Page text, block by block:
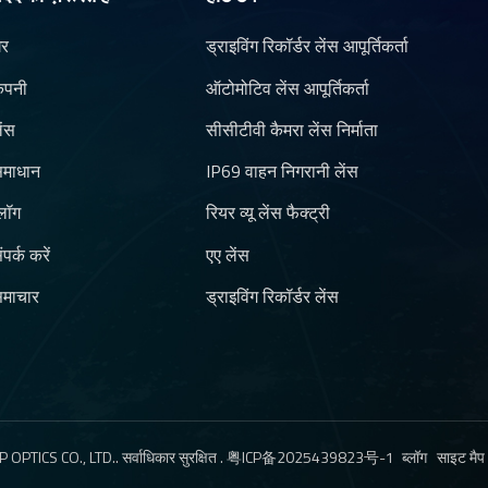
करें
ड्राइविंग रिकॉर्डर लेंस आपूर्तिकर्ता
ऑटोमोटिव लेंस आपूर्तिकर्ता
सीसीटीवी कैमरा लेंस निर्माता
IP69 वाहन निगरानी लेंस
रियर व्यू लेंस फैक्ट्री
एए लेंस
ड्राइविंग रिकॉर्डर लेंस
CO., LTD.. सर्वाधिकार सुरक्षित .粤ICP备2025439823号-1 ब्लॉग साइट मैप